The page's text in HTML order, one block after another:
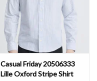
Casual Friday 20506333
Lille Oxford Stripe Shirt